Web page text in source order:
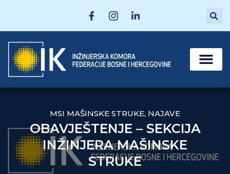
MSI MAŠINSKE STRUKE, NAJAVE
OBAVJEŠTENJE – SEKCIJA
INŽINJERA MAŠINSKE
STRUKE